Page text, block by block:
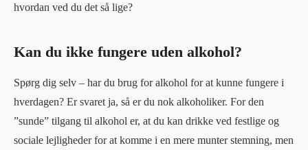
hvordan ved du det så lige?
Kan du ikke fungere uden alkohol?
Spørg dig selv – har du brug for alkohol for at kunne fungere i
hverdagen? Er svaret ja, så er du nok alkoholiker. For den
”sunde” tilgang til alkohol er, at du kan drikke ved festlige og
sociale lejligheder for at komme i en mere munter stemning, men